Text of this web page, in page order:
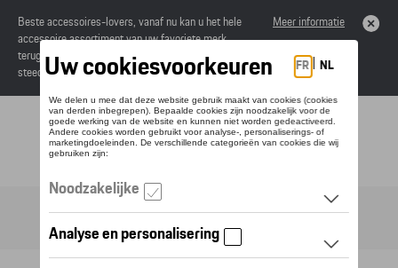
Beste accessoires-lovers, vanaf nu kan u het hele
accessoire assortiment van uw favoriete merk
terugvinden in de online catalogus. Deze kunnen
steeds besteld worden via uw dealer.
Meer informatie
Toggle navigation